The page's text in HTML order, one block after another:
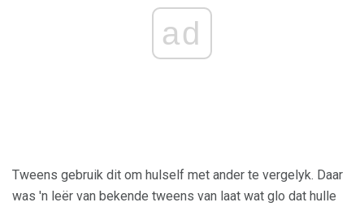
ad
Tweens gebruik dit om hulself met ander te vergelyk. Daar
was 'n leër van bekende tweens van laat wat glo dat hulle